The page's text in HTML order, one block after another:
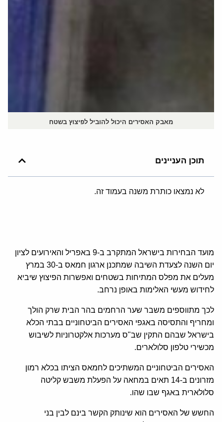
מאבק האסירים היכול להוביל לפיצוץ בשטח
תוכן העניינים
לא נמצאו כותרת משנה בעמוד זה.
מועד הבחירות בישראל המתקרב ב-9 באפריל והאירועים לציון
יום השנה לצעדת השיבה שמתכנן ארגון חמאס ב-30 במרץ
מעלים את מפלס המתיחות בשטחים ואפשרות הפיצוץ שיביא
לחידוש מעשי האלימות באופן נרחב.
לכך מתווספים משבר שער הרחמים בהר הבית שרק הולך
ומחריף והתסיסה באגפי האסירים הביטחוניים בבתי הכלא
בישראל שבהם התקין שב"ס מערכות אלקטרוניות לשיבוש
מכשירי טלפון סלולארים.
האסירים הביטחוניים המשתיכים לחמאס הציתו בכלא רמון
מזרונים ב-14 תאים במחאה על הפעלת משבש קליטה
סלולארית באגף שבו שהו.
החשש של האסירים הוא שינותק הקשר בינם לבין בני